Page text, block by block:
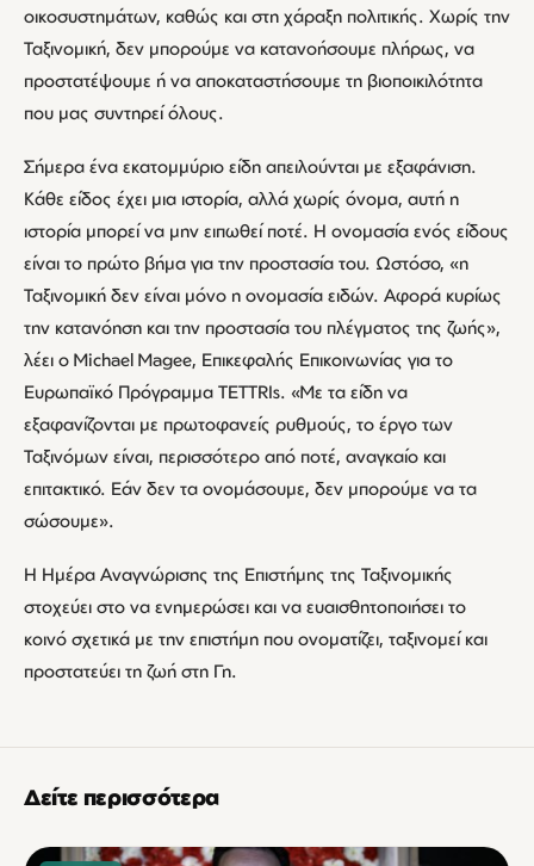
οικοσυστημάτων, καθώς και στη χάραξη πολιτικής. Χωρίς την
Ταξινομική, δεν μπορούμε να κατανοήσουμε πλήρως, να
προστατέψουμε ή να αποκαταστήσουμε τη βιοποικιλότητα
που μας συντηρεί όλους.
Σήμερα ένα εκατομμύριο είδη απειλούνται με εξαφάνιση.
Κάθε είδος έχει μια ιστορία, αλλά χωρίς όνομα, αυτή η
ιστορία μπορεί να μην ειπωθεί ποτέ. Η ονομασία ενός είδους
είναι το πρώτο βήμα για την προστασία του. Ωστόσο, «η
Ταξινομική δεν είναι μόνο η ονομασία ειδών. Αφορά κυρίως
την κατανόηση και την προστασία του πλέγματος της ζωής»,
λέει ο Michael Magee, Επικεφαλής Επικοινωνίας για το
Ευρωπαϊκό Πρόγραμμα TETTRIs. «Με τα είδη να
εξαφανίζονται με πρωτοφανείς ρυθμούς, το έργο των
Ταξινόμων είναι, περισσότερο από ποτέ, αναγκαίο και
επιτακτικό. Εάν δεν τα ονομάσουμε, δεν μπορούμε να τα
σώσουμε».
Η Ημέρα Αναγνώρισης της Επιστήμης της Ταξινομικής
στοχεύει στο να ενημερώσει και να ευαισθητοποιήσει το
κοινό σχετικά με την επιστήμη που ονοματίζει, ταξινομεί και
προστατεύει τη ζωή στη Γη.
Δείτε περισσότερα